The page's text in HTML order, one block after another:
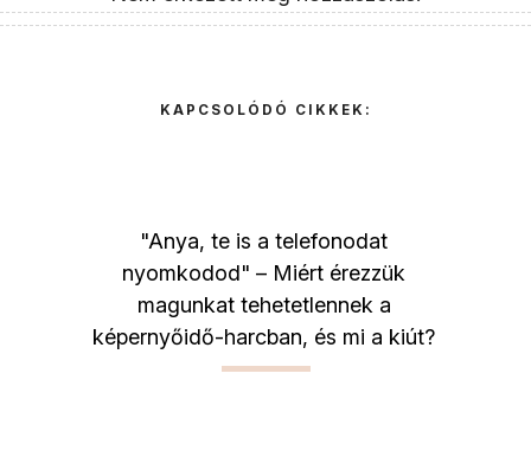
KAPCSOLÓDÓ CIKKEK:
"Anya, te is a telefonodat
nyomkodod" – Miért érezzük
magunkat tehetetlennek a
képernyőidő-harcban, és mi a kiút?